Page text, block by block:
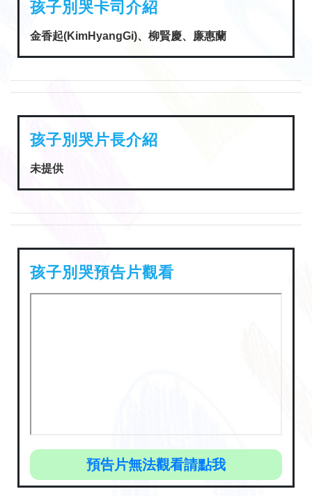
孩子別哭卡司介紹
金香起(KimHyangGi)、柳賢慶、廉惠蘭
孩子別哭片長介紹
未提供
孩子別哭預告片觀看
預告片無法觀看請點我